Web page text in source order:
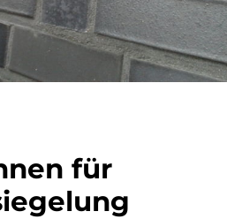
für